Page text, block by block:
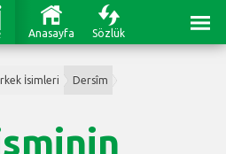
Anasayfa Sözlük
İsimleri Dersîm